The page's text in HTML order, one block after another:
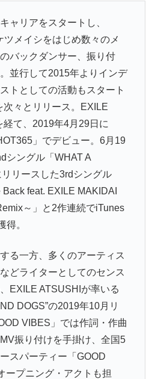
ャリアをスタートし、
ツメイシをはじめ数々のメ
バックダンサー、振り付
並行して2015年よりインデ
トとしての活動もスタート
次々とリリース。EXILE
て、2019年4月29日に
」でデビュー。6月19
シングル「WHAT A
リースした3rdシングル
Back feat. EXILE MAKIDAI
～」と2作連続でiTunes
得。
る一方、多くのアーティス
どライターとしてのセンス
EXILE ATSUSHIが率いる
DOGS”の2019年10月リ
VIBES」では作詞・作曲
振り付けを手掛け、全国5
スパーティー「GOOD
ープニング・アクトも担